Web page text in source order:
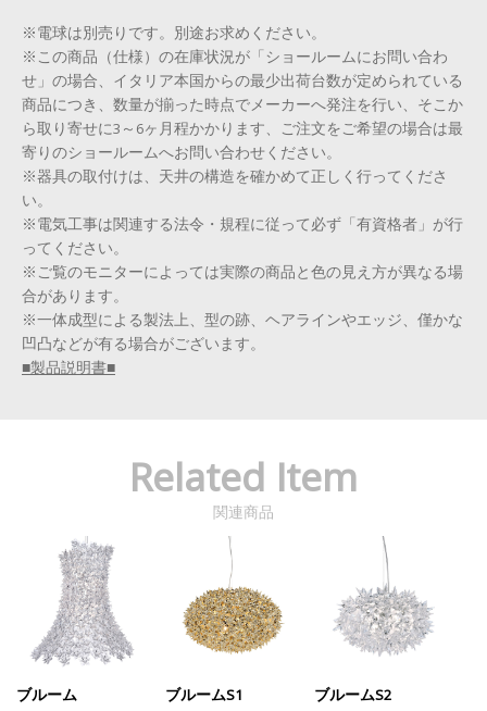
※電球は別売りです。別途お求めください。
※この商品（仕様）の在庫状況が「ショールームにお問い合わ
せ」の場合、イタリア本国からの最少出荷台数が定められている
商品につき、数量が揃った時点でメーカーへ発注を行い、そこか
ら取り寄せに3～6ヶ月程かかります、ご注文をご希望の場合は最
寄りのショールームへお問い合わせください。
※器具の取付けは、天井の構造を確かめて正しく行ってくださ
い。
※電気工事は関連する法令・規程に従って必ず「有資格者」が行
ってください。
※ご覧のモニターによっては実際の商品と色の見え方が異なる場
合があります。
※一体成型による製法上、型の跡、ヘアラインやエッジ、僅かな
凹凸などが有る場合がございます。
■製品説明書■
Related Item
関連商品
ブルーム ブルームS1 ブルームS2